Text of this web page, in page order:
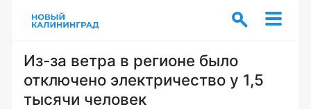
Из-за ветра в регионе было
отключено электричество у 1,5
тысячи человек